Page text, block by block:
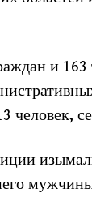
и
человек,